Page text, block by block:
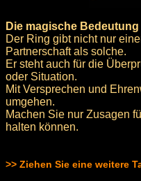
Die magische
Der Ring gibt nicht nur
Partnerschaft als solche.
Er steht auch für die
oder Situation.
Mit Versprechen und
umgehen.
Machen Sie nur Zusagen
halten können.
>> Ziehen Sie eine weitere